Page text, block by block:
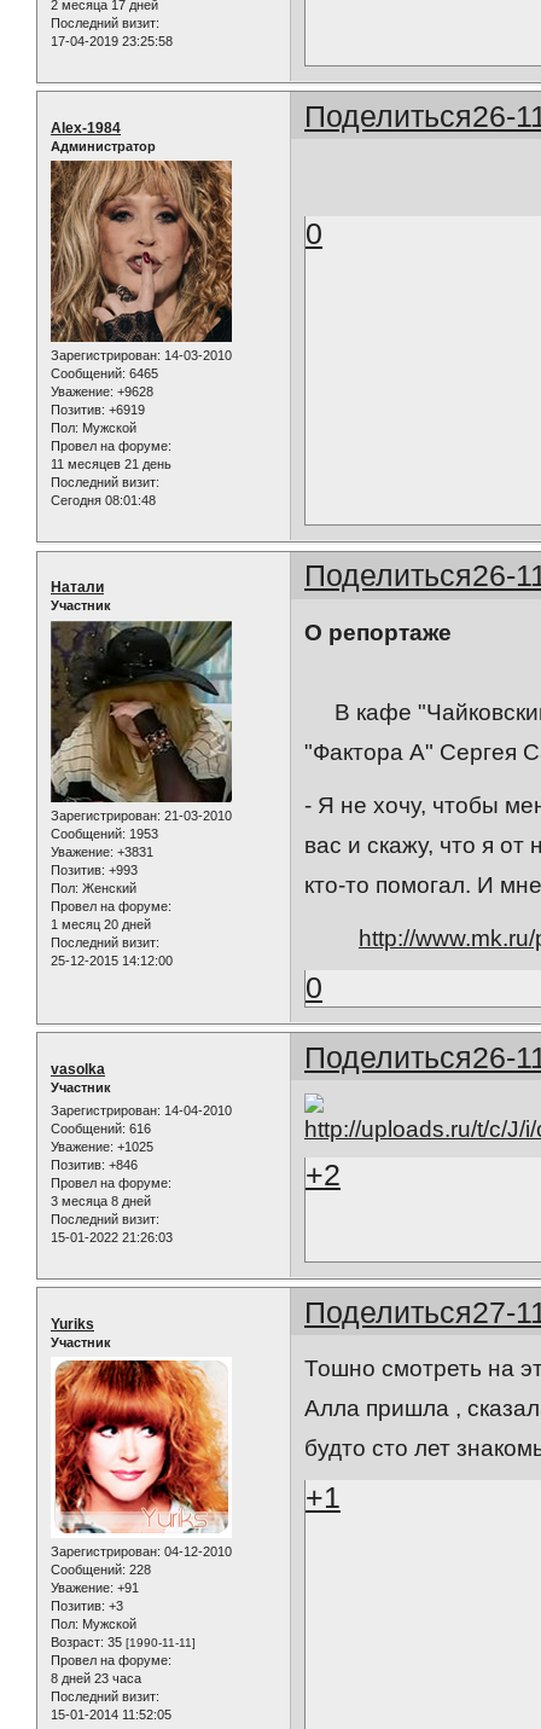
2 месяца 17 дней
Последний визит:
17-04-2019 23:25:58
Поделиться26-
Alex-1984
Администратор
Зарегистрирован: 14-03-2010
Сообщений: 6465
Уважение: +9628
Позитив: +6919
Пол: Мужской
Провел на форуме:
11 месяцев 21 день
Последний визит:
Сегодня 08:01:48
0
Поделиться26-
Натали
Участник
Зарегистрирован: 21-03-2010
Сообщений: 1953
Уважение: +3831
Позитив: +993
Пол: Женский
Провел на форуме:
1 месяц 20 дней
Последний визит:
25-12-2015 14:12:00
О репортаже
В кафе
"Фактора А" Сергея
- Я не хочу, чтобы
вас и скажу, что я
кто-то помогал. И
http://
0
Поделиться26-
vasolka
Участник
Зарегистрирован: 14-04-2010
Сообщений: 616
Уважение: +1025
Позитив: +846
Провел на форуме:
3 месяца 8 дней
Последний визит:
15-01-2022 21:26:03
+2
Поделиться27-
Yuriks
Участник
Зарегистрирован: 04-12-2010
Сообщений: 228
Уважение: +91
Позитив: +3
Пол: Мужской
Возраст: 35 [1990-11-11]
Провел на форуме:
8 дней 23 часа
Последний визит:
15-01-2014 11:52:05
Тошно смотреть на
Алла пришла ,
будто сто лет
+1